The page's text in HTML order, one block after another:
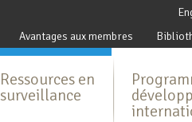
Avantages aux membres
Ressources en
surveillance